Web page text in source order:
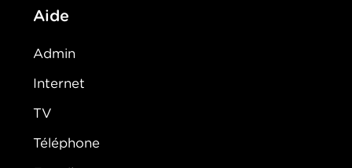
Aide
Admin
Internet
TV
Téléphone